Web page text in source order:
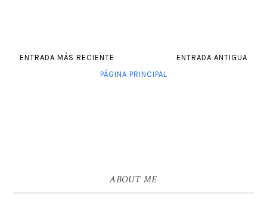
ENTRADA MÁS RECIENTE
ENTRADA ANTIGUA
PÁGINA PRINCIPAL
ABOUT ME